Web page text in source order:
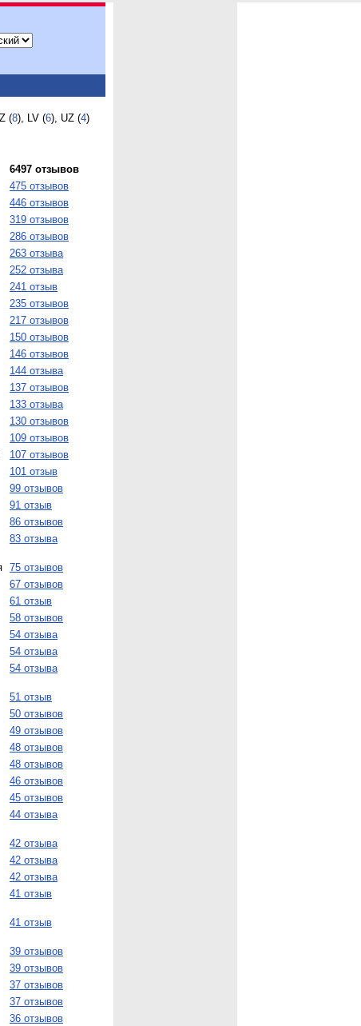
(8), LV (6), UZ (4)
6497 отзывов
475 отзывов
446 отзывов
319 отзывов
286 отзывов
263 отзыва
252 отзыва
241 отзыв
235 отзывов
217 отзывов
150 отзывов
146 отзывов
144 отзыва
137 отзывов
133 отзыва
130 отзывов
109 отзывов
107 отзывов
101 отзыв
99 отзывов
91 отзыв
86 отзывов
83 отзыва
75 отзывов
67 отзывов
61 отзыв
58 отзывов
54 отзыва
54 отзыва
54 отзыва
51 отзыв
50 отзывов
49 отзывов
48 отзывов
48 отзывов
46 отзывов
45 отзывов
44 отзыва
42 отзыва
42 отзыва
42 отзыва
41 отзыв
41 отзыв
39 отзывов
39 отзывов
37 отзывов
37 отзывов
36 отзывов